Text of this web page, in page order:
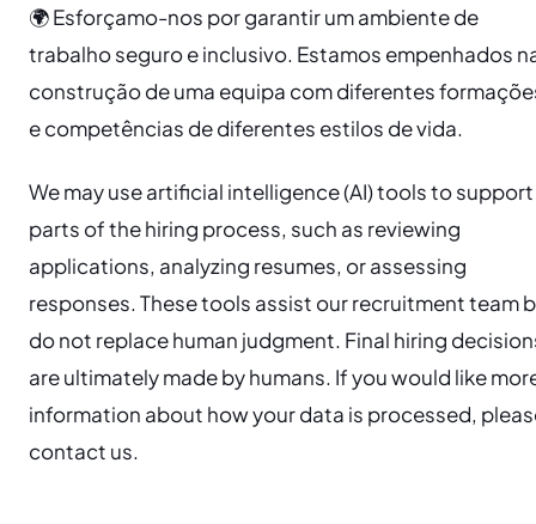
🌍 Esforçamo-nos por garantir um ambiente de
trabalho seguro e inclusivo. Estamos empenhados
construção de uma equipa com diferentes
e competências de diferentes estilos de vida.
We may use artificial intelligence (AI) tools to support
parts of the hiring process, such as reviewing
applications, analyzing resumes, or assessing
responses. These tools assist our recruitment team
do not replace human judgment. Final hiring
are ultimately made by humans. If you would like
information about how your data is processed,
contact us.